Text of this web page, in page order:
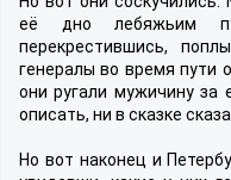
её дно лебяжьим
перекрестившись,
генералы во время пути
они ругали мужичину за
описать, ни в сказке
Но вот наконец и